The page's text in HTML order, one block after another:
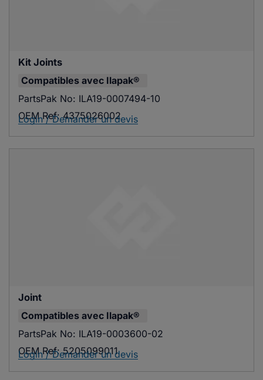
Kit Joints
Compatibles avec Ilapak®
PartsPak No: ILA19-0007494-10
OEM Ref: 4375026002
Login / Demander un devis
Joint
Compatibles avec Ilapak®
PartsPak No: ILA19-0003600-02
OEM Ref: 5205099011
Login / Demander un devis